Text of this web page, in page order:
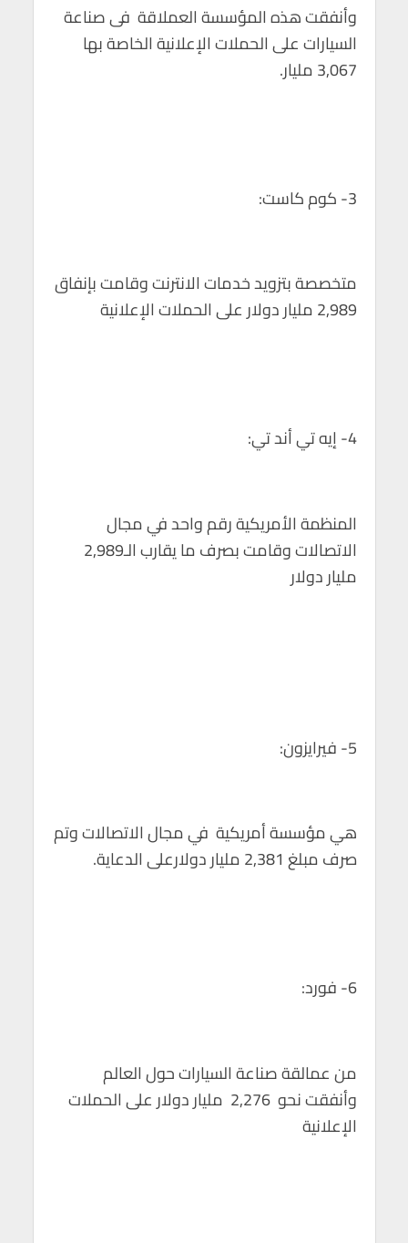
وأنفقت هذه المؤسسة العملاقة فى صناعة
السيارات على الحملات الإعلانية الخاصة بها
3,067 مليار.
3- كوم كاست:
متخصصة بتزويد خدمات الانترنت وقامت بإنفاق
2,989 مليار دولار على الحملات الإعلانية
4- إيه تي أند تي:
المنظمة الأمريكية رقم واحد في مجال
الاتصالات وقامت بصرف ما يقارب الـ2,989
مليار دولار
5- فيرايزون:
هي مؤسسة أمريكية في مجال الاتصالات وتم
صرف مبلغ 2,381 مليار دولارعلى الدعاية.
6- فورد:
من عمالقة صناعة السيارات حول العالم
وأنفقت نحو 2,276 مليار دولار على الحملات
الإعلانية